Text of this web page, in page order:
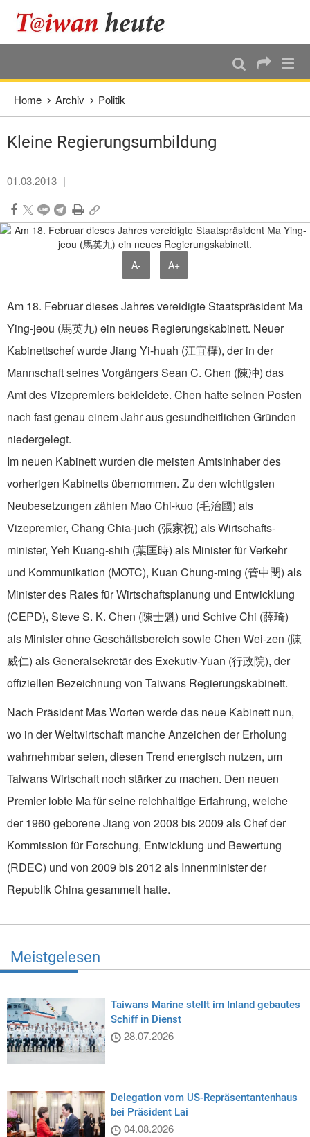
Direkt weiter zum Haupt-Inhalt
Home Archiv Politik
Kleine Regierungsumbildung
01.03.2013 |
A- A+
Am 18. Februar dieses Jahres vereidigte Staatspräsident Ma
Ying-jeou (馬英九) ein neues Regierungskabinett. Neuer
Kabinettschef wurde Jiang Yi-huah (江宜樺), der in der
Mannschaft seines Vorgängers Sean C. Chen (陳冲) das
Amt des Vizepremiers bekleidete. Chen hatte seinen Posten
nach fast genau einem Jahr aus gesundheitlichen Gründen
niedergelegt.
Im neuen Kabinett wurden die meisten Amtsinhaber des
vorherigen Kabinetts übernommen. Zu den wichtigsten
Neubesetzungen zählen Mao Chi-kuo (毛治國) als
Vizepremier, Chang Chia-juch (張家祝) als Wirtschafts­
minister, Yeh Kuang-shih (葉匡時) als Minister für Verkehr
und Kommunikation (MOTC), Kuan Chung-ming (管中閔) als
Minister des Rates für Wirtschaftsplanung und Entwicklung
(CEPD), Steve S. K. Chen (陳士魁) und Schive Chi (薛琦)
als Minister ohne Geschäftsbereich sowie Chen Wei-zen (陳
威仁) als Generalsekretär des Exekutiv-Yuan (行政院), der
offiziellen Bezeichnung von Taiwans Regierungskabinett.
Nach Präsident Mas Worten werde das neue Kabinett nun,
wo in der Weltwirtschaft manche Anzeichen der Erholung
wahrnehmbar seien, diesen Trend energisch nutzen, um
Taiwans Wirtschaft noch stärker zu machen. Den neuen
Premier lobte Ma für seine reichhaltige Erfahrung, welche
der 1960 geborene Jiang von 2008 bis 2009 als Chef der
Kommission für Forschung, Entwicklung und Bewertung
(RDEC) und von 2009 bis 2012 als Innenminister der
Republik China gesammelt hatte.
Meistgelesen
Taiwans Marine stellt im Inland gebautes
Schiff in Dienst
28.07.2026
Delegation vom US-Repräsentantenhaus
bei Präsident Lai
04.08.2026